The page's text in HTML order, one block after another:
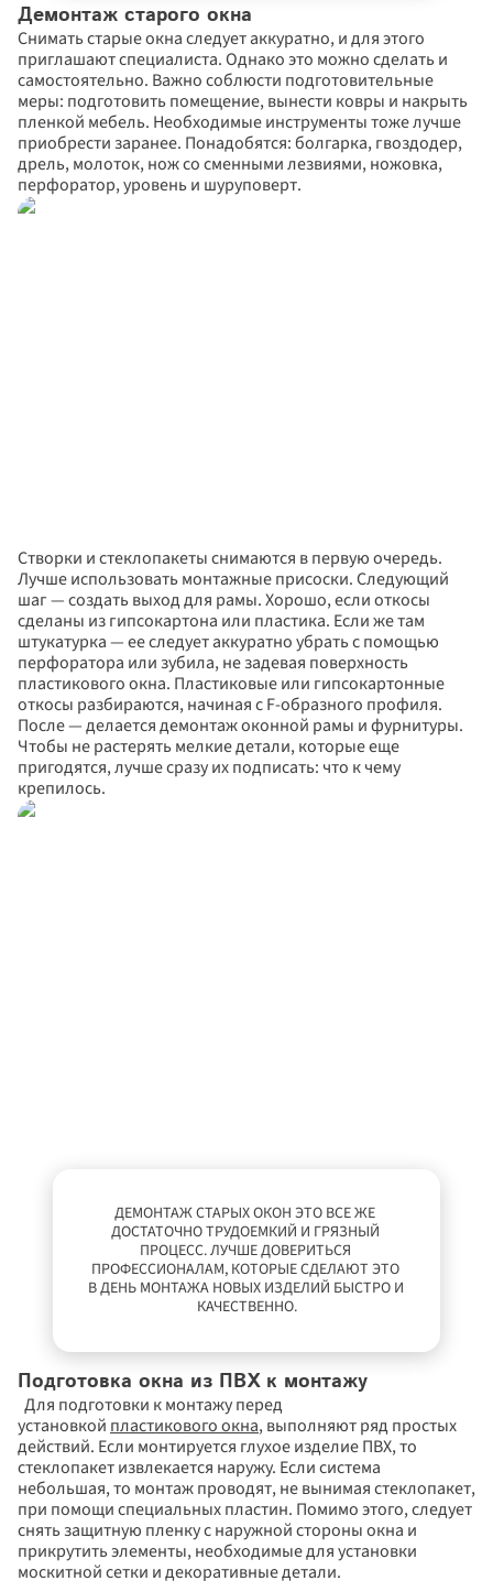
Демонтаж старого окна
Снимать старые окна следует аккуратно, и для этого
приглашают специалиста. Однако это можно сделать и
самостоятельно. Важно соблюсти подготовительные
меры: подготовить помещение, вынести ковры и накрыть
пленкой мебель. Необходимые инструменты тоже лучше
приобрести заранее. Понадобятся: болгарка, гвоздодер,
дрель, молоток, нож со сменными лезвиями, ножовка,
перфоратор, уровень и шуруповерт.
Створки и стеклопакеты снимаются в первую очередь.
Лучше использовать монтажные присоски. Следующий
шаг — создать выход для рамы. Хорошо, если откосы
сделаны из гипсокартона или пластика. Если же там
штукатурка — ее следует аккуратно убрать с помощью
перфоратора или зубила, не задевая поверхность
пластикового окна. Пластиковые или гипсокартонные
откосы разбираются, начиная с F-образного профиля.
После — делается демонтаж оконной рамы и фурнитуры.
Чтобы не растерять мелкие детали, которые еще
пригодятся, лучше сразу их подписать: что к чему
крепилось.
ДЕМОНТАЖ СТАРЫХ ОКОН ЭТО ВСЕ ЖЕ
ДОСТАТОЧНО ТРУДОЕМКИЙ И ГРЯЗНЫЙ
ПРОЦЕСС. ЛУЧШЕ ДОВЕРИТЬСЯ
ПРОФЕССИОНАЛАМ, КОТОРЫЕ СДЕЛАЮТ ЭТО
В ДЕНЬ МОНТАЖА НОВЫХ ИЗДЕЛИЙ БЫСТРО И
КАЧЕСТВЕННО.
Подготовка окна из ПВХ к монтажу
Для подготовки к монтажу перед
установкой пластикового окна, выполняют ряд простых
действий. Если монтируется глухое изделие ПВХ, то
стеклопакет извлекается наружу. Если система
небольшая, то монтаж проводят, не вынимая стеклопакет,
при помощи специальных пластин. Помимо этого, следует
снять защитную пленку с наружной стороны окна и
прикрутить элементы, необходимые для установки
москитной сетки и декоративные детали.